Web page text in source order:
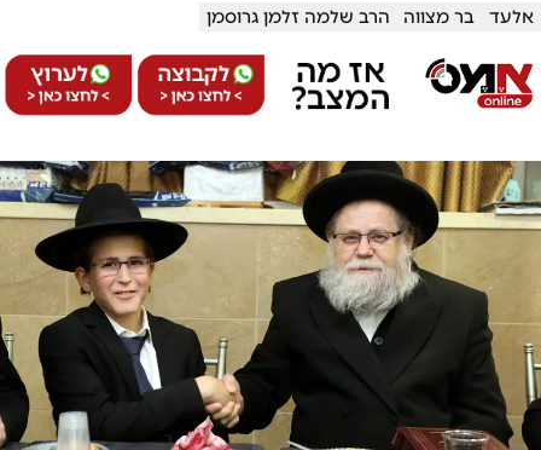
אלעד בר מצווה הרב שלמה זלמן גרוסמן